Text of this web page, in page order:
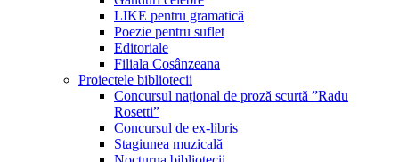
LIKE pentru gramatică
Poezie pentru suflet
Editoriale
Filiala Cosânzeana
Proiectele bibliotecii
Concursul național de proză scurtă ”Radu
Rosetti”
Concursul de ex-libris
Stagiunea muzicală